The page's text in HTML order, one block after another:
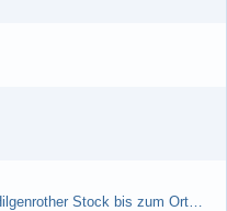
Anpflanzen einer Baumallee vom Hilgenrother Stock bis zum Ortseingang